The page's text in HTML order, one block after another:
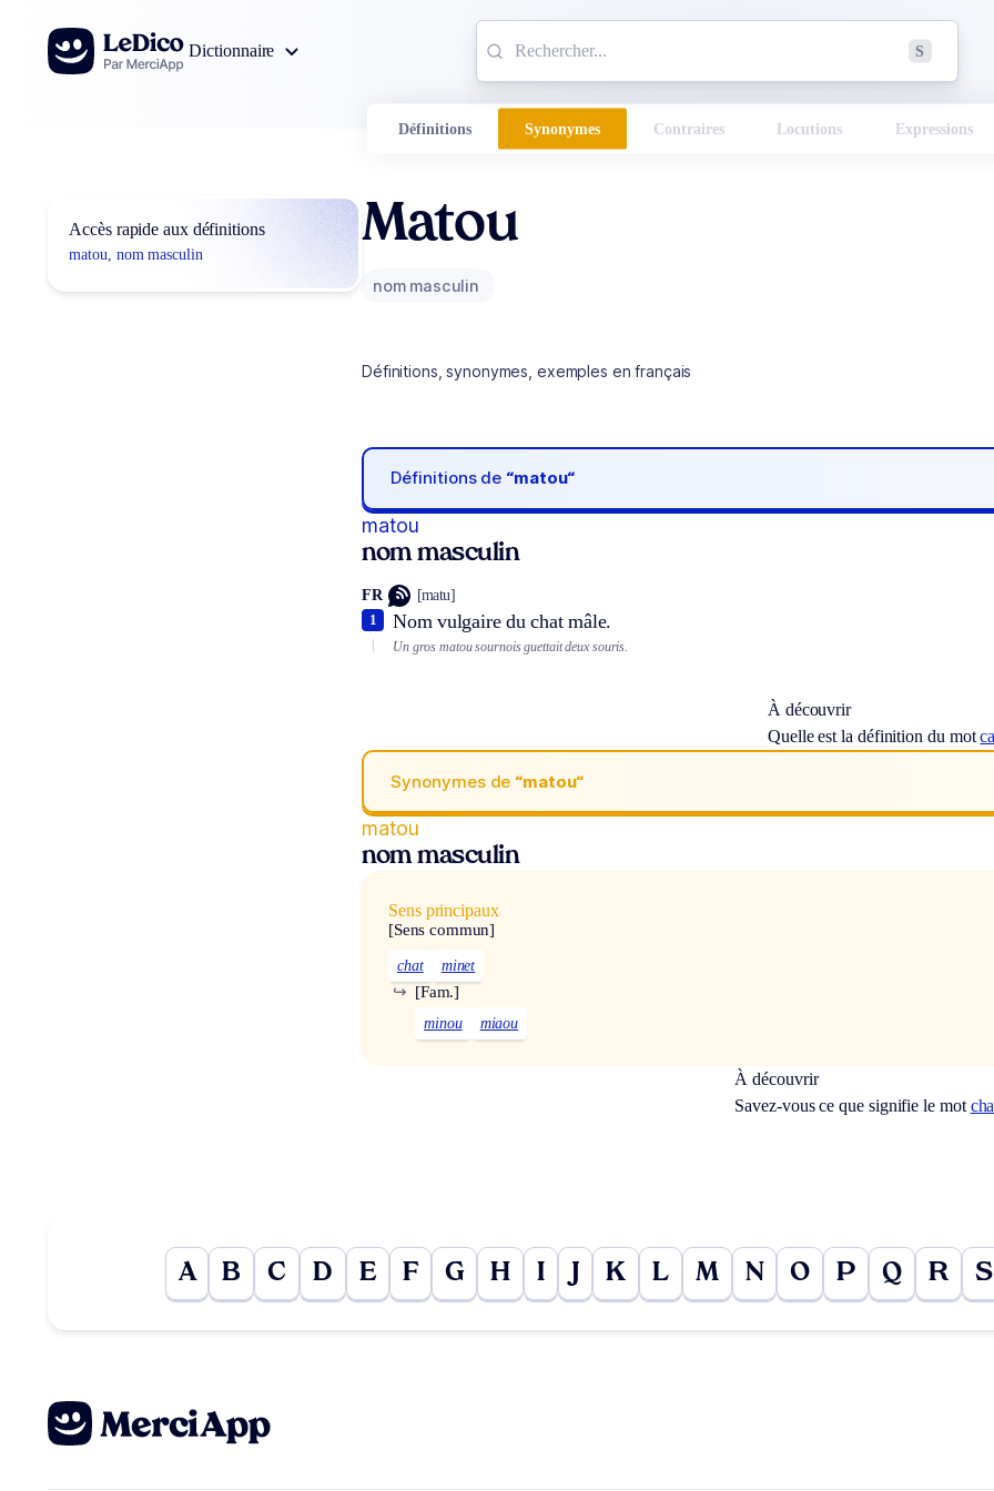
Aller au contenu
Dictionnaire
S
Définitions Synonymes Contraires Locutions Expressions
Accès rapide aux définitions
matou, nom masculin
Matou
nom masculin
Définitions, synonymes, exemples en français
Définitions de “matou“
matou
nom masculin
FR [matu]
Nom vulgaire du chat mâle.
1
Un gros matou sournois guettait deux souris.
À découvrir
Quelle est la définition du mot
Synonymes de “matou“
matou
nom masculin
Sens principaux
[Sens commun]
chat minet
[Fam.]
↪
minou miaou
À découvrir
Savez-vous ce que signifie le mot
A B C D E F G H I J K L M N O P Q R S